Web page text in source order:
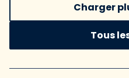
Charger
Tous